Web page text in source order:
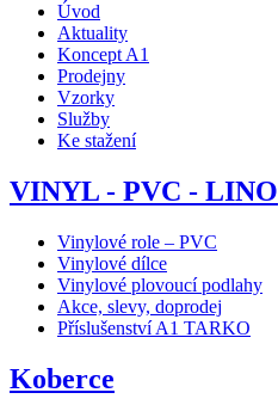
Úvod
Aktuality
Koncept A1
Prodejny
Vzorky
Služby
Ke stažení
VINYL - PVC - LINO
Vinylové role – PVC
Vinylové dílce
Vinylové plovoucí podlahy
Akce, slevy, doprodej
Příslušenství A1 TARKO
Koberce